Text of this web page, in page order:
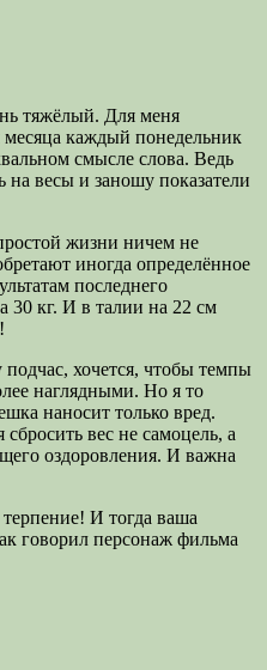
тяжёлый. Для меня
каждый понедельник
смысле слова. Ведь
на весы и заношу показатели
жизни ничем не
иногда определённое
последнего
30 кг. И в талии на 22 см
хочется, чтобы темпы
наглядными. Но я то
наносит только вред.
вес не самоцель, а
оздоровления. И важна
И тогда ваша
говорил персонаж фильма